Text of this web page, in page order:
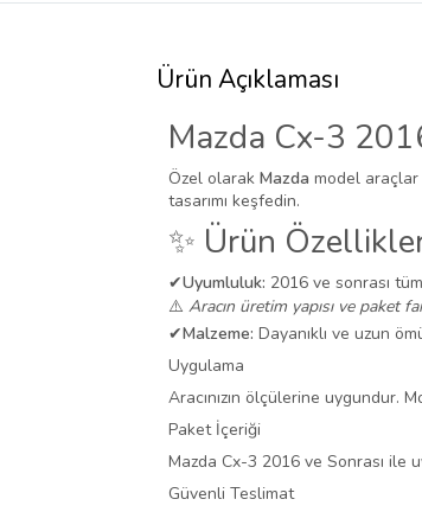
Ürün Açıklaması
Mazda Cx-3
Özel olarak Mazda model araçlar
tasarımı keşfedin.
✨ Ürün
✔Uyumluluk: 2016 ve sonrası
⚠️ Aracın üretim yapısı ve paket
✔Malzeme: Dayanıklı ve uzun
Uygulama
Aracınızın ölçülerine uygundur.
Paket İçeriği
Mazda Cx-3 2016 ve Sonrası ile
Güvenli Teslimat